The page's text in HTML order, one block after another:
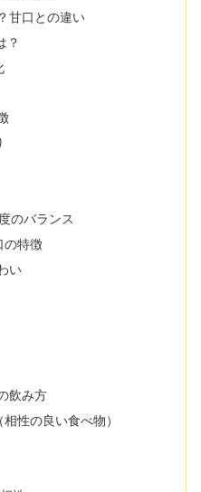
甘口との違い
？
のバランス
の特徴
い
飲み方
性の良い食べ物）